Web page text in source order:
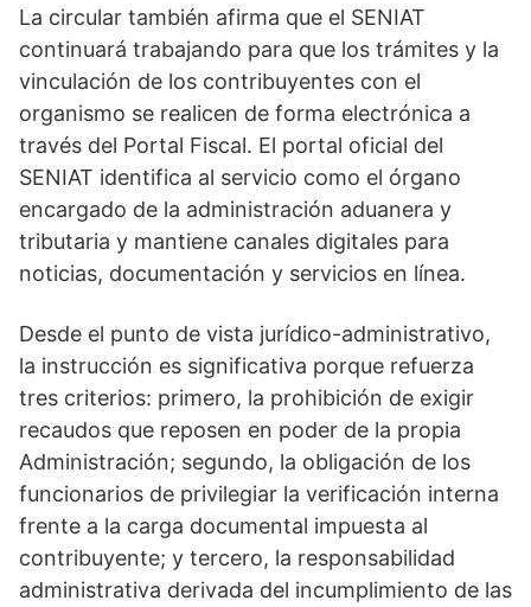
La circular también afirma que el SENIAT
continuará trabajando para que los trámites y la
vinculación de los contribuyentes con el
organismo se realicen de forma electrónica a
través del Portal Fiscal. El portal oficial del
SENIAT identifica al servicio como el órgano
encargado de la administración aduanera y
tributaria y mantiene canales digitales para
noticias, documentación y servicios en línea.
Desde el punto de vista jurídico-administrativo,
la instrucción es significativa porque refuerza
tres criterios: primero, la prohibición de exigir
recaudos que reposen en poder de la propia
Administración; segundo, la obligación de los
funcionarios de privilegiar la verificación interna
frente a la carga documental impuesta al
contribuyente; y tercero, la responsabilidad
administrativa derivada del incumplimiento de las